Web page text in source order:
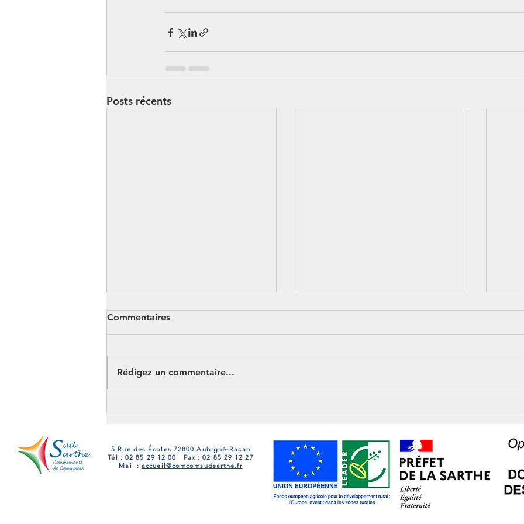
Posts récents
découvrir des services de
proximité
Conseil communautaire
Commentaires
Rédigez un commentaire...
5 Rue des Écoles 72800 Aubigné-Racan
Tél : 02 85 29 12 00 Fax : 02 85 29 12 27
Mail :accueil@comcomsudsarthe.fr